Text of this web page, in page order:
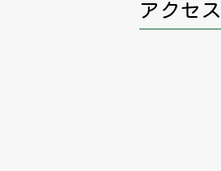
アクセ